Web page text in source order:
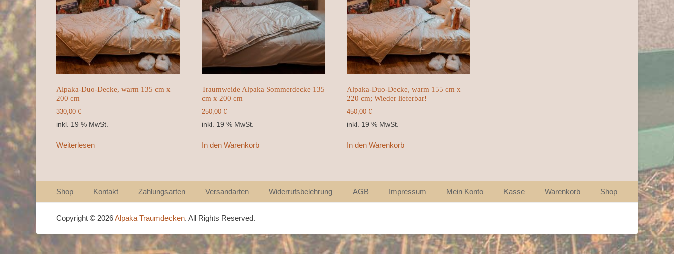
Alpaka-Duo-Decke, warm 135 cm x
200 cm
330,00 €
inkl. 19 % MwSt.
Weiterlesen
Traumweide Alpaka Sommerdecke 135
cm x 200 cm
250,00 €
inkl. 19 % MwSt.
In den Warenkorb
Alpaka-Duo-Decke, warm 155 cm x
220 cm; Wieder lieferbar!
450,00 €
inkl. 19 % MwSt.
In den Warenkorb
Seitenfuß-Menü
zum
Shop Kontakt Zahlungsarten Versandarten Widerrufsbelehrung AGB Impressum Mein Konto Kasse Warenkorb Shop
Copyright © 2026Alpaka Traumdecken. All Rights Reserved.